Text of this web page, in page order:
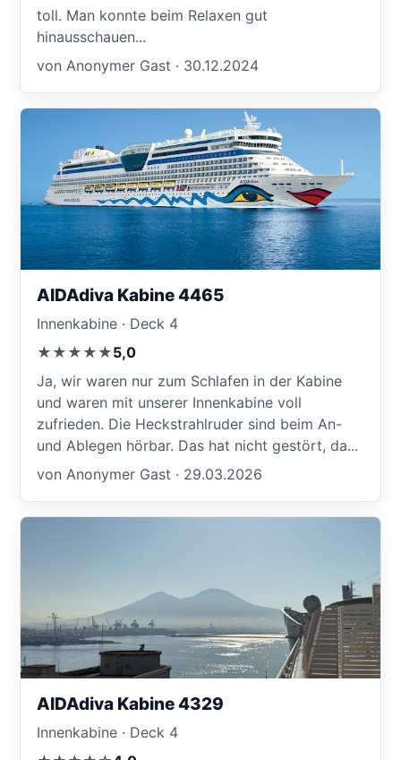
toll. Man konnte beim Relaxen gut
hinausschauen...
von Anonymer Gast · 30.12.2024
AIDAdiva Kabine 4465
Innenkabine · Deck 4
★★★★★5,0
Ja, wir waren nur zum Schlafen in der Kabine
und waren mit unserer Innenkabine voll
zufrieden. Die Heckstrahlruder sind beim An-
und Ablegen hörbar. Das hat nicht gestört, da...
von Anonymer Gast · 29.03.2026
AIDAdiva Kabine 4329
Innenkabine · Deck 4